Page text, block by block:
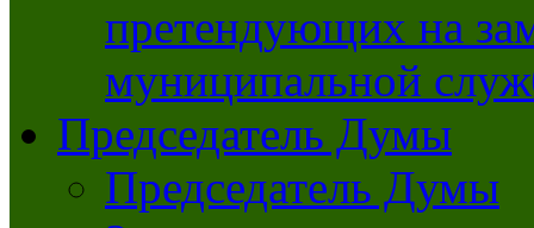
претендующих на
муниципальной
Председатель Думы
Председатель Думы